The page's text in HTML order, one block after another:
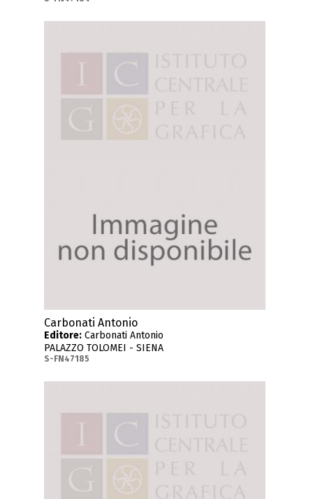
Carbonati Antonio
Editore: Carbonati Antonio
PALAZZO TOLOMEI - SIENA
S-FN47185